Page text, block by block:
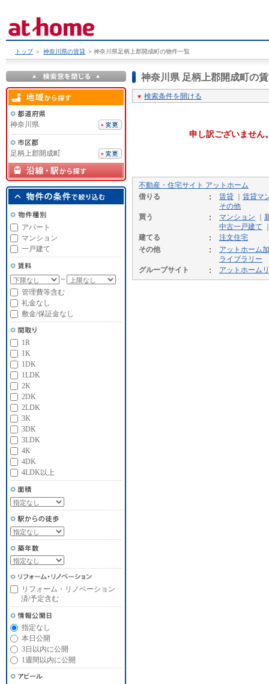
トップ ＞ 神奈川県の賃貸 ＞ 神奈川県足柄上郡開成町の物件一覧
神奈川県 足柄上郡開成町の
検索条件を開ける
申し訳ございません
不動産・住宅サイト アットホーム
借りる
賃貸
賃貸マ
その他
買う
マンション
中古一戸建て
建てる
注文住宅
その他
アットホーム
ライブラリー
グループサイト
アットホーム
神奈川県
足柄上郡開成町
アパート
マンション
一戸建て
～
管理費等含む
礼金なし
敷金/保証金なし
1R
1K
1DK
1LDK
2K
2DK
2LDK
3K
3DK
3LDK
4K
4DK
4LDK以上
リフォーム・リノベーション
済/予定含む
指定なし
本日公開
3日以内に公開
1週間以内に公開